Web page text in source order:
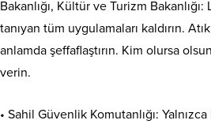
Bakanlığı, Kültür ve Turizm Bakanlığı:
tanıyan tüm uygulamaları kaldırın.
anlamda şeffaflaştırın. Kim olursa
verin.
• Sahil Güvenlik Komutanlığı: